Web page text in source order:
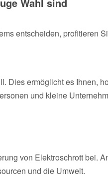
entscheiden, profitieren
Dies ermöglicht es Ihnen,
und kleine
von Elektroschrott bei.
und die Umwelt.